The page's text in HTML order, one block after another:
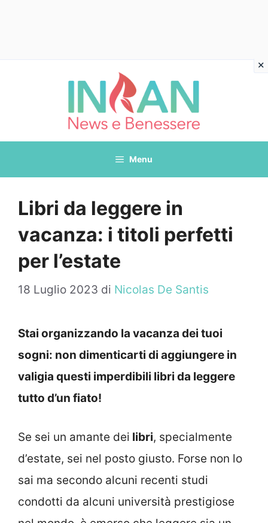
Menu
Libri da leggere in
vacanza: i titoli perfetti
per l’estate
18 Luglio 2023 di Nicolas De Santis
Stai organizzando la vacanza dei tuoi
sogni: non dimenticarti di aggiungere in
valigia questi imperdibili libri da leggere
tutto d’un fiato!
Se sei un amante dei libri, specialmente
d’estate, sei nel posto giusto. Forse non lo
sai ma secondo alcuni recenti studi
condotti da alcuni università prestigiose